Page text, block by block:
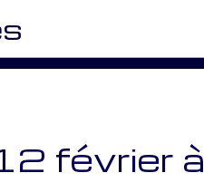
février à